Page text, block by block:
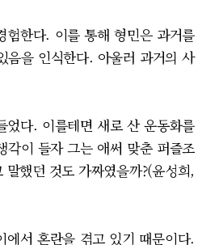
한다. 이를 통해 형민은 과거를
음을 인식한다. 아울러 과거의 사
다. 이를테면 새로 산 운동화를
이 들자 그는 애써 맞춘 퍼즐조
했던 것도 가짜였을까?(윤성희,
서 혼란을 겪고 있기 때문이다.